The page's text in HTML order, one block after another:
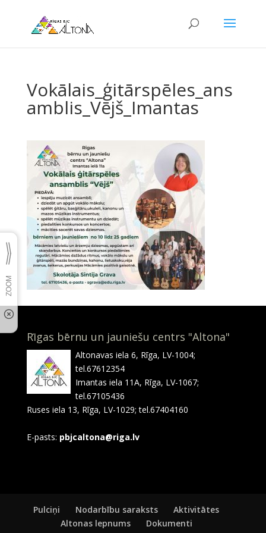
Vokālais_ģitārspēles_ans
amblis_Vējš_Imantas
Rīgas bērnu un jauniešu centrs "Altona"
Altonavas iela 6, Rīga, LV-1004;
tel.67612354
Imantas iela 11A, Rīga, LV-1067;
tel.67105436
Ruses iela 13, Rīga, LV-1029; tel.67404160
E-pasts: pbjcaltona@riga.lv
Pulciņi Nodarbību saraksts
Aktivitātes
Altonas lepnums
Dokumenti